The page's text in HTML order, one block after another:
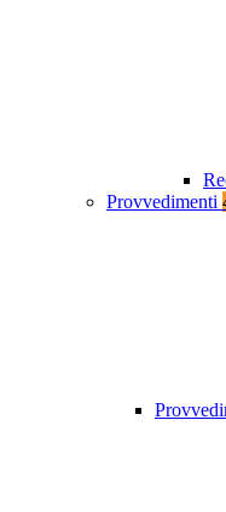
Provvedimenti